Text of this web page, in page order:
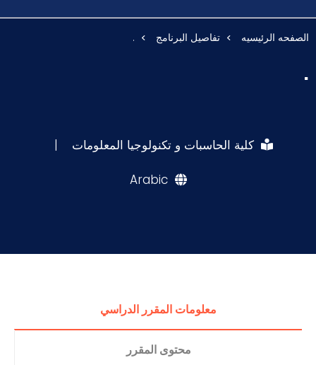
الصفحه الرئيسيه تفاصيل البرنامج .
.
كلية الحاسبات و تكنولوجيا المعلومات |
Arabic
معلومات المقرر الدراسي
محتوى المقرر